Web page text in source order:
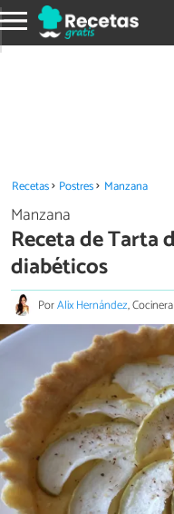
Recetas Postres Manzana
Manzana
Receta de Tarta
diabéticos
PorAlix Hernández,